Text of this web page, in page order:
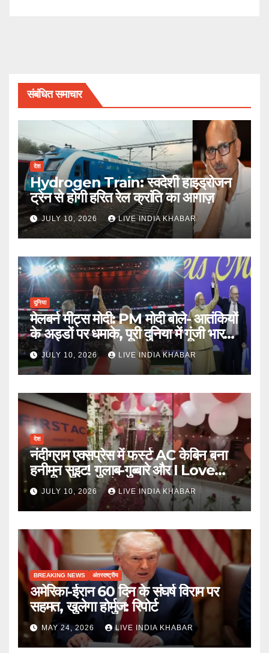
संबंधित समाचार
देश
Hydrogen Train: स्वदेशी हाइड्रोजन
ट्रेन से होगी हरित रेल क्रांति का आगाज़
JULY 10, 2026 LIVE INDIA KHABAR
दुनिया
मेलबर्न मीट्स मोदी: PM मोदी बोले- आतंकियों
के अड्डों पर धमाके, पूरी दुनिया में गूंजी भारत
की ताकत
JULY 10, 2026 LIVE INDIA KHABAR
देश
नंदीग्राम एक्सप्रेस में फर्स्ट AC केबिन बना
हनीमून सुइट! गुलाब-गुब्बारे और I Love
You, TTE सस्पेंड
JULY 10, 2026 LIVE INDIA KHABAR
BREAKING NEWS अंतरराष्ट्रीय
अमेरिका-ईरान 60 दिन के संघर्ष विराम पर
सहमत, खुलेगा होर्मुज: रिपोर्ट
MAY 24, 2026 LIVE INDIA KHABAR